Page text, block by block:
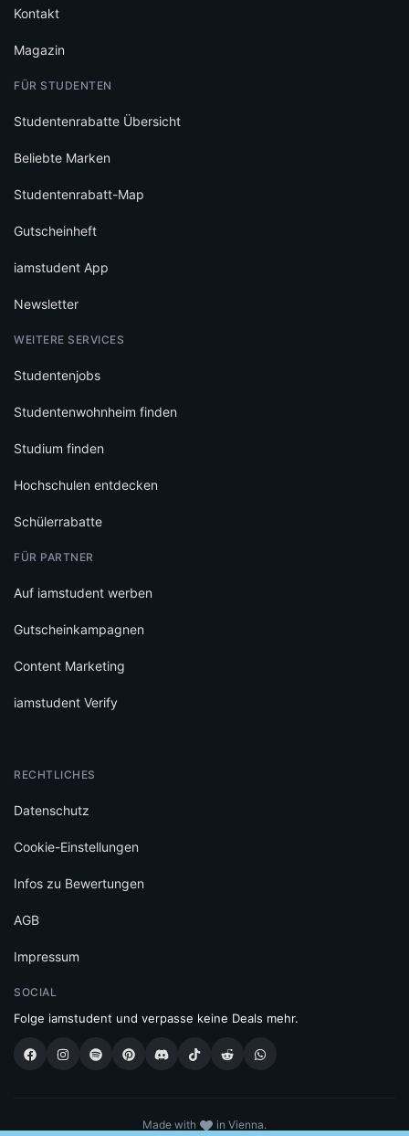
Kontakt
Magazin
FÜR STUDENTEN
Studentenrabatte Übersicht
Beliebte Marken
Studentenrabatt-Map
Gutscheinheft
iamstudent App
Newsletter
WEITERE SERVICES
Studentenjobs
Studentenwohnheim finden
Studium finden
Hochschulen entdecken
Schülerrabatte
FÜR PARTNER
Auf iamstudent werben
Gutscheinkampagnen
Content Marketing
iamstudent Verify
RECHTLICHES
Datenschutz
Cookie-Einstellungen
Infos zu Bewertungen
AGB
Impressum
SOCIAL
Folge iamstudent und verpasse keine Deals mehr.
Made with
in Vienna.